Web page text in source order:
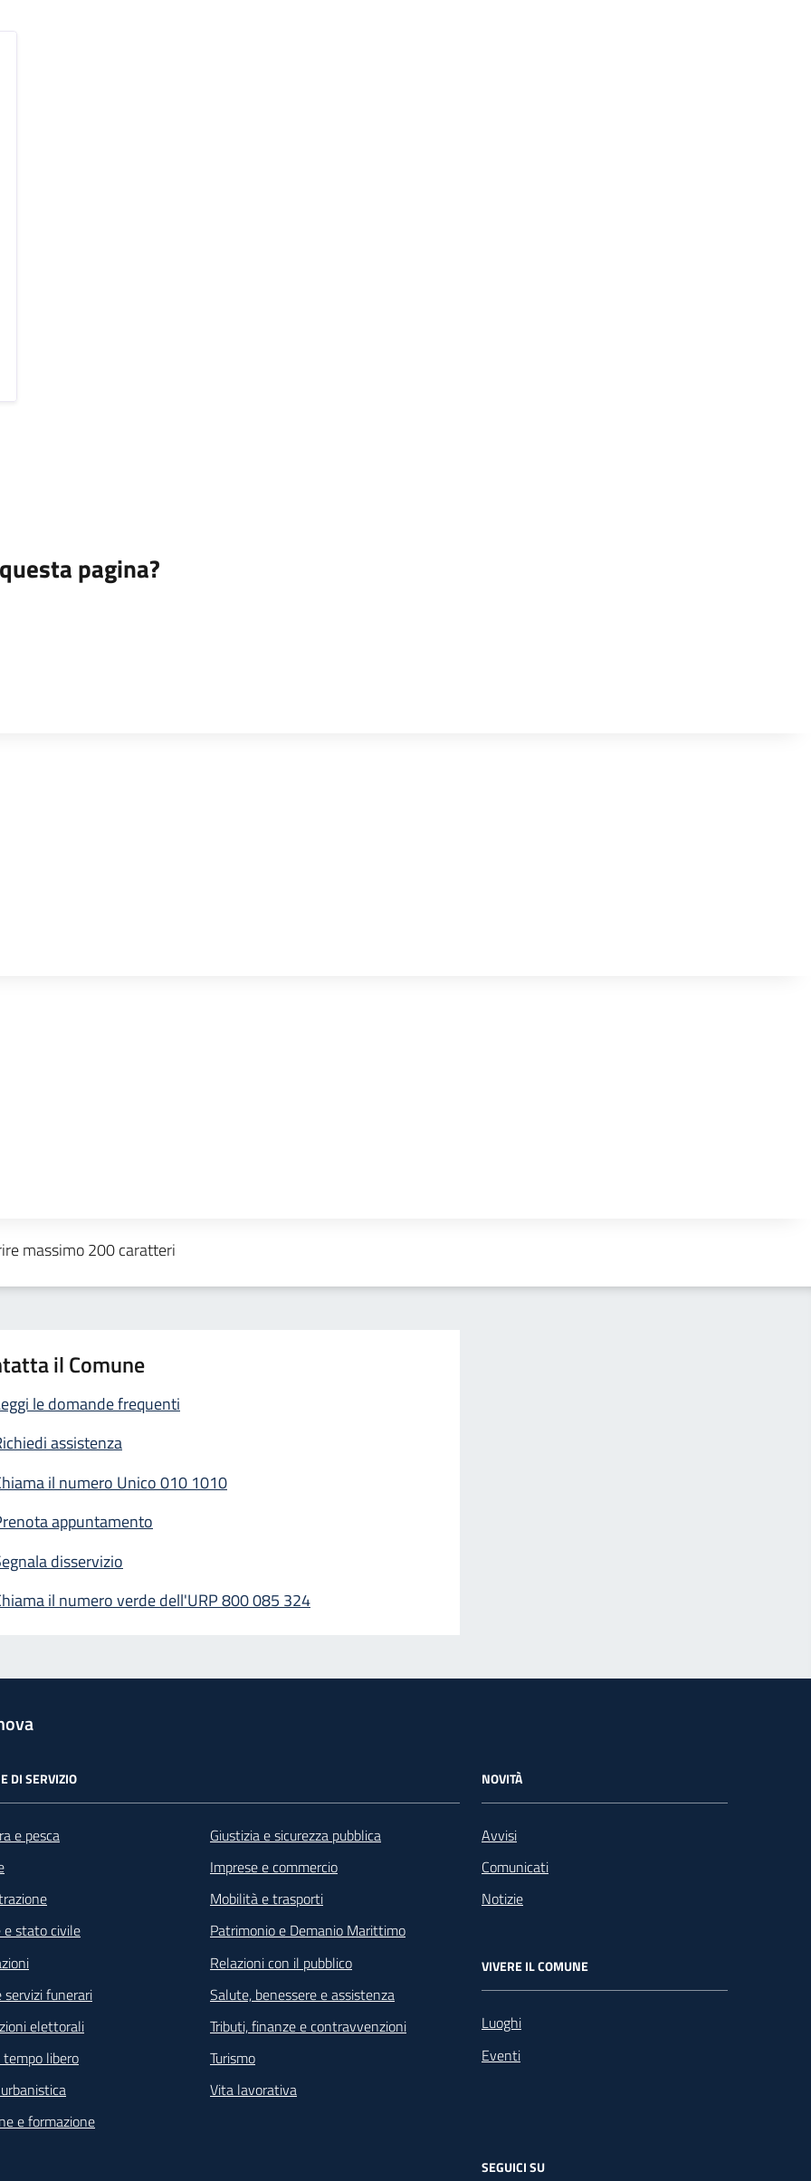
il Comune
le domande frequenti
assistenza
il numero Unico 010 1010
appuntamento
disservizio
il numero verde dell'URP 800 085 324
DI SERVIZIO
e pesca
e stato civile
servizi funerari
elettorali
libero
e formazione
Giustizia e sicurezza pubblica
Imprese e commercio
Mobilità e trasporti
Patrimonio e Demanio Marittimo
Relazioni con il pubblico
Salute, benessere e assistenza
Tributi, finanze e contravvenzioni
Turismo
Vita lavorativa
NOVITÀ
Avvisi
Comunicati
Notizie
VIVERE IL COMUNE
Luoghi
Eventi
SEGUICI SU